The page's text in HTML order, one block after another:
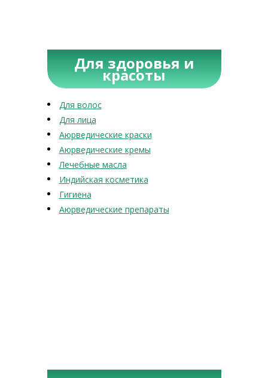
Для здоровья и
красоты
Для волос
Для лица
Аюрведические краски
Аюрведические кремы
Лечебные масла
Индийская косметика
Гигиена
Аюрведические препараты